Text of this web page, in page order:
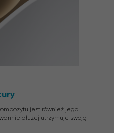
jest również jego
dłużej utrzymuje swoją